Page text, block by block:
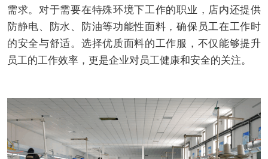
需求。对于需要在特殊环境下工作的职业，店内还提供
防静电、防水、防油等功能性面料，确保员工在工作时
的安全与舒适。选择优质面料的工作服，不仅能够提升
员工的工作效率，更是企业对员工健康和安全的关注。